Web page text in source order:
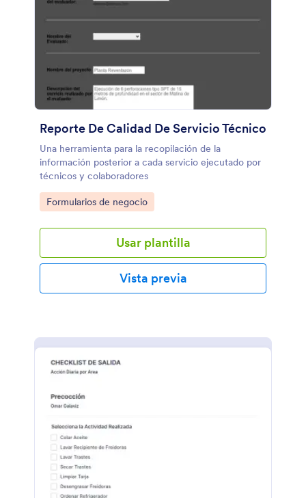
Reporte De Calidad De Servicio Técnico
Una herramienta para la recopilación de la
información posterior a cada servicio ejecutado por
técnicos y colaboradores
Go to Category:
Formularios de negocio
Usar plantilla
Vista previa